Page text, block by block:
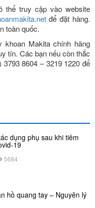
thể truy cập vào website
để đặt hàng.
toàn quốc.
Makita chính hãng
tín. Các bạn nếu còn thắc
8604 – 3219 1220 để
dụng phụ sau khi tiêm
19
5684
hồ quang tay – Nguyên lý